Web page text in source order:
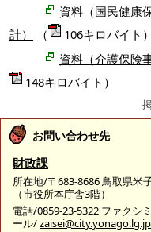
資料（国民健康
計）
（
106キロバイト）
資料（介護保険
148キロバイト）
お問い合わせ先
財政課
所在地/〒683-8686 鳥取県米
（市役所本庁舎3階）
電話/0859-23-5322 ファクシ
ール/zaisei@city.yonago.lg.jp